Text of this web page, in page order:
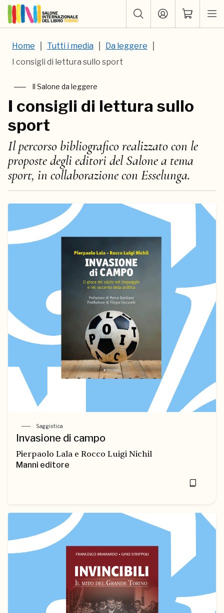
Home Tutti i media
Da leggere
I consigli di lettura sullo sport
Il Salone da leggere
I consigli di lettura sullo
sport
Il percorso bibliografico realizzato con le
proposte degli editori del Salone a tema
sport, in collaborazione con Esselunga.
Saggistica
Invasione di campo
Pierpaolo Lala e Rocco Luigi Nichil
Manni editore